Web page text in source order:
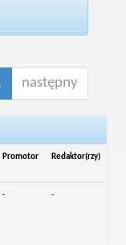
następny
Promotor Redaktor(rzy)
- -